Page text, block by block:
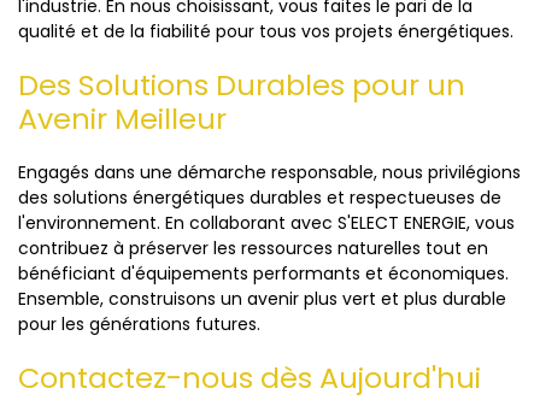
l'industrie. En nous choisissant, vous faites le pari de la
qualité et de la fiabilité pour tous vos projets énergétiques.
Des Solutions Durables pour un
Avenir Meilleur
Engagés dans une démarche responsable, nous privilégions
des solutions énergétiques durables et respectueuses de
l'environnement. En collaborant avec S'ELECT ENERGIE, vous
contribuez à préserver les ressources naturelles tout en
bénéficiant d'équipements performants et économiques.
Ensemble, construisons un avenir plus vert et plus durable
pour les générations futures.
Contactez-nous dès Aujourd'hui